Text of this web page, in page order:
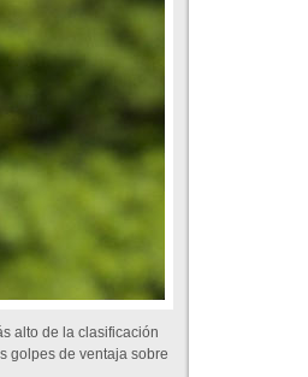
alto de la clasificación
golpes de ventaja sobre